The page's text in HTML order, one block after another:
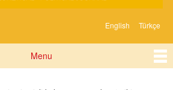
English Türkçe
Menu